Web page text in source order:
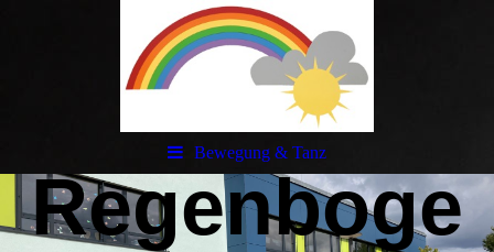
Bewegung & Tanz
Regenboge